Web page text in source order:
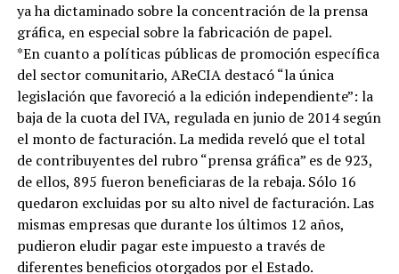
ya ha dictaminado sobre la concentración de la prensa
gráfica, en especial sobre la fabricación de papel.
*En cuanto a políticas públicas de promoción específica
del sector comunitario, AReCIA destacó “la única
legislación que favoreció a la edición independiente”: la
baja de la cuota del IVA, regulada en junio de 2014 según
el monto de facturación. La medida reveló que el total
de contribuyentes del rubro “prensa gráfica” es de 923,
de ellos, 895 fueron beneficiaras de la rebaja. Sólo 16
quedaron excluidas por su alto nivel de facturación. Las
mismas empresas que durante los últimos 12 años,
pudieron eludir pagar este impuesto a través de
diferentes beneficios otorgados por el Estado.